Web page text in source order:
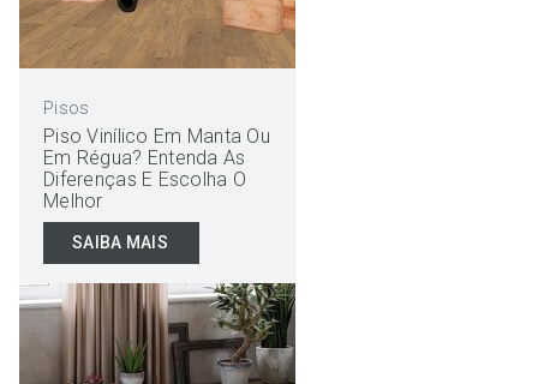
Pisos
Piso Vinílico Em Manta Ou
Em Régua? Entenda As
Diferenças E Escolha O
Melhor
SAIBA MAIS